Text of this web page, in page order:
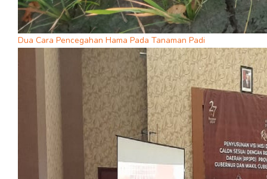
Dua Cara Pencegahan Hama Pada Tanaman Padi